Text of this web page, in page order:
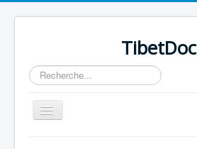
TibetDoc
Rechercher
Basculer
la